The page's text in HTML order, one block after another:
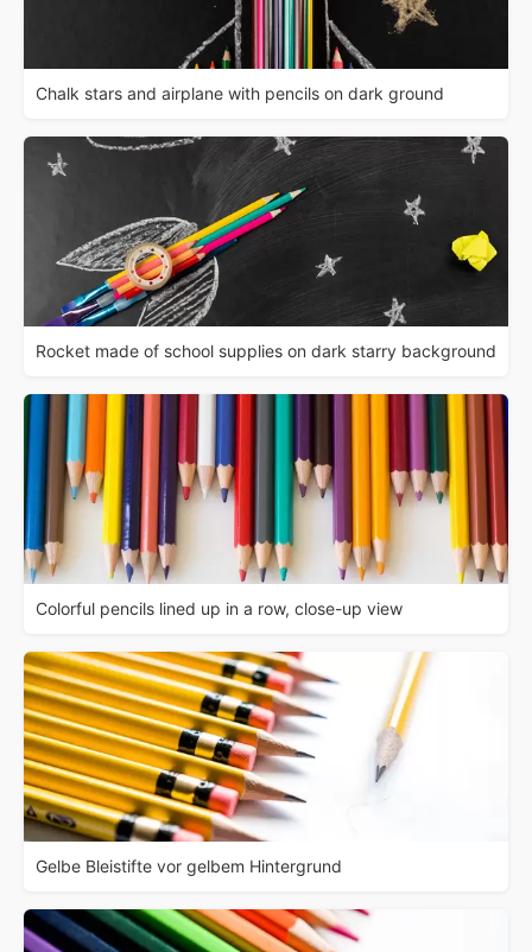
Chalk stars and airplane with pencils on dark ground
Rocket made of school supplies on dark starry background
Colorful pencils lined up in a row, close-up view
Gelbe Bleistifte vor gelbem Hintergrund